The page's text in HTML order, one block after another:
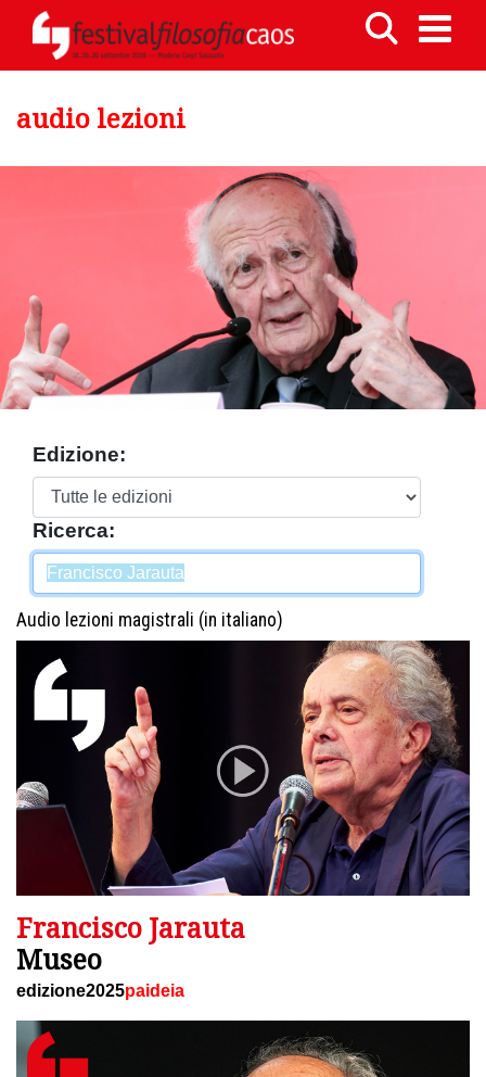
audio lezioni
Edizione:
Ricerca:
Audio lezioni magistrali (in italiano)
Francisco Jarauta
Museo
edizione2025paideia